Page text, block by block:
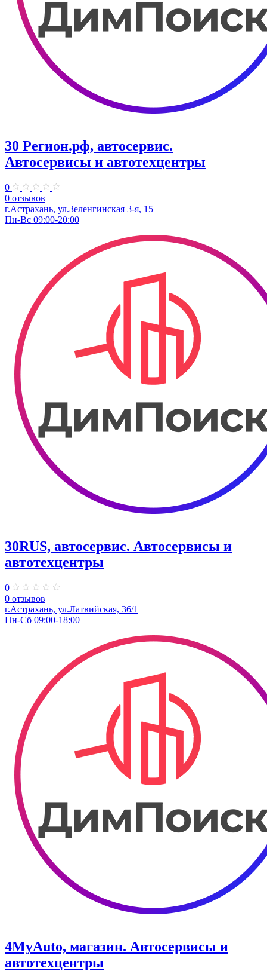
30 Регион.рф, автосервис.
Автосервисы и автотехцентры
0
0 отзывов
г.Астрахань, ул.Зеленгинская 3-я, 15
Пн-Вс 09:00-20:00
30RUS, автосервис. Автосервисы и
автотехцентры
0
0 отзывов
г.Астрахань, ул.Латвийская, 36/1
Пн-Сб 09:00-18:00
4MyAuto, магазин. Автосервисы и
автотехцентры